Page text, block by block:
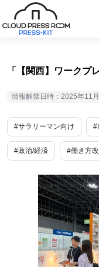
「【関西】ワークプ
情報解禁日時：2025年11
#サラリーマン向け #
#政治/経済 #働き方